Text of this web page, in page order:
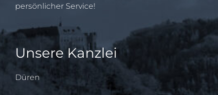
persönlicher Service!
Unsere Kanzlei
Düren